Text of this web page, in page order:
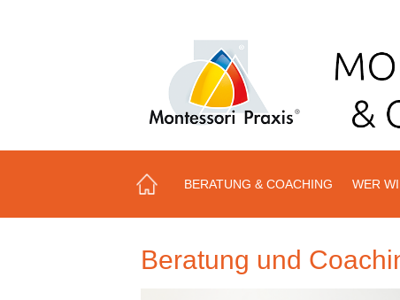
BERATUNG & COACHING WER
Beratung und